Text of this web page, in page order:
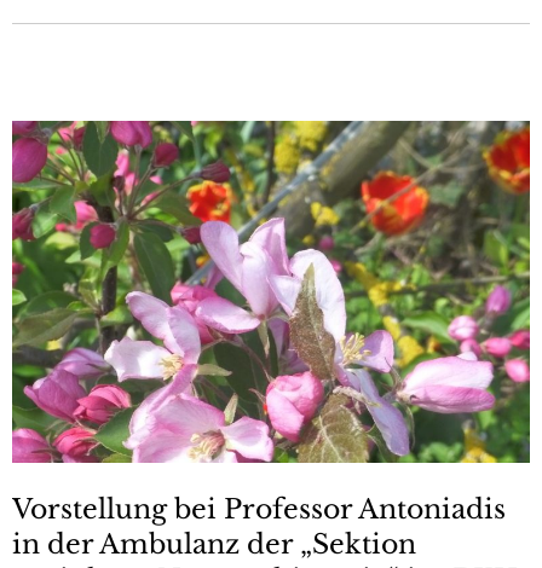
Vorstellung bei Professor Antoniadis
in der Ambulanz der „Sektion